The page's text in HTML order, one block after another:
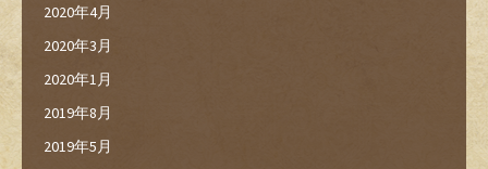
2020年4月
2020年3月
2020年1月
2019年8月
2019年5月